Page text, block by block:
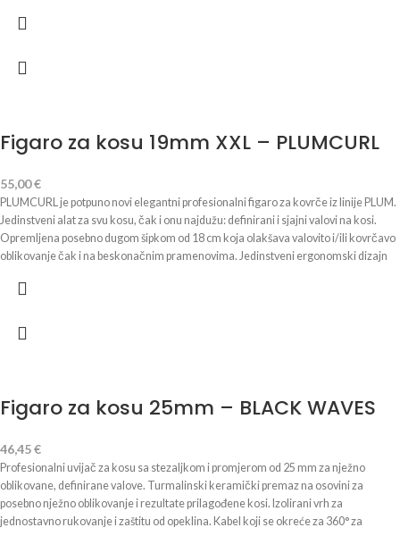
Figaro za kosu 19mm XXL – PLUMCURL
55,00€
PLUMCURL je potpuno novi elegantni profesionalni figaro za kovrče iz linije PLUM.
Jedinstveni alat za svu kosu, čak i onu najdužu: definirani i sjajni valovi na kosi.
Opremljena posebno dugom šipkom od 18 cm koja olakšava valovito i/ili kovrčavo
oblikovanje čak i na beskonačnim pramenovima. Jedinstveni ergonomski dizajn
dizajnirana s kontroliranim mehanizmom za zatvaranje kako ne bi zamarali palac i
18cm, sa hvataljkama Dva promjera za odabir između 19 mm i 28 mm Ergonomski
Figaro za kosu 25mm – BLACK WAVES
46,45€
Profesionalni uvijač za kosu sa stezaljkom i promjerom od 25 mm za nježno
oblikovane, definirane valove. Turmalinski keramički premaz na osovini za
posebno nježno oblikovanje i rezultate prilagođene kosi. Izolirani vrh za
jednostavno rukovanje i zaštitu od opeklina. Kabel koji se okreće za 360° za